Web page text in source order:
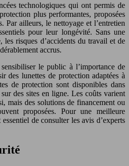
technologiques qui ont permis de
plus performantes, proposées
Par ailleurs, le nettoyage et l’entretien
pour leur longévité. Sans une
les risques d’accidents du travail et de
accrus.
le public à l’importance de
des lunettes de protection adaptées à
de protection sont disponibles dans
des sites en ligne. Les coûts varient
mais des solutions de financement ou
proposées. Pour une meilleure
de consulter les avis d’experts